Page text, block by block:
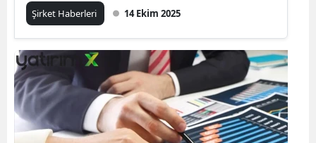
Şirket Haberleri 14 Ekim 2025